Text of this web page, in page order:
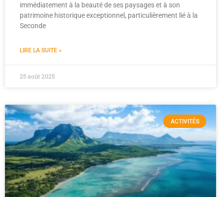
immédiatement à la beauté de ses paysages et à son
patrimoine historique exceptionnel, particulièrement lié à la
Seconde
LIRE LA SUITE »
25 août 2025
ACTIVITÉS